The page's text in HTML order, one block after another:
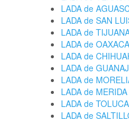
LADA de
LADA de SAN
LADA de
LADA de
LADA de
LADA de
LADA de
LADA de MERIDA
LADA de TOLUCA
LADA de